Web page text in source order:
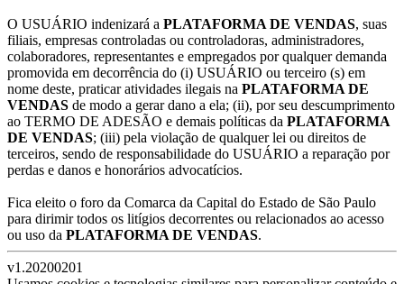
O USUÁRIO indenizará a PLATAFORMA DE VENDAS, suas
filiais, empresas controladas ou controladoras, administradores,
colaboradores, representantes e empregados por qualquer demanda
promovida em decorrência do (i) USUÁRIO ou terceiro (s) em
nome deste, praticar atividades ilegais na PLATAFORMA DE
VENDAS de modo a gerar dano a ela; (ii), por seu descumprimento
ao TERMO DE ADESÃO e demais políticas da PLATAFORMA
DE VENDAS; (iii) pela violação de qualquer lei ou direitos de
terceiros, sendo de responsabilidade do USUÁRIO a reparação por
perdas e danos e honorários advocatícios.
Fica eleito o foro da Comarca da Capital do Estado de São Paulo
para dirimir todos os litígios decorrentes ou relacionados ao acesso
ou uso da PLATAFORMA DE VENDAS.
v1.20200201